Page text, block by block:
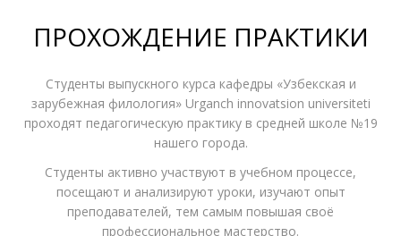
ПРОХОЖДЕНИЕ ПРАКТИКИ
Студенты выпускного курса кафедры «Узбекская и
зарубежная филология» Urganch innovatsion universiteti
проходят педагогическую практику в средней школе №19
нашего города.
Студенты активно участвуют в учебном процессе,
посещают и анализируют уроки, изучают опыт
преподавателей, тем самым повышая своё
профессиональное мастерство.